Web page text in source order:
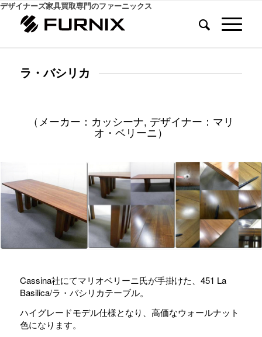
デザイナーズ家具買取専門のファーニックス
ラ・バシリカ
（メーカー：カッシーナ, デザイナー：マリ
オ・ベリーニ）
Cassina社にてマリオベリーニ氏が手掛けた、451 La
Basilica/ラ・バシリカテーブル。
ハイグレードモデル仕様となり、高価なウォールナット
色になります。